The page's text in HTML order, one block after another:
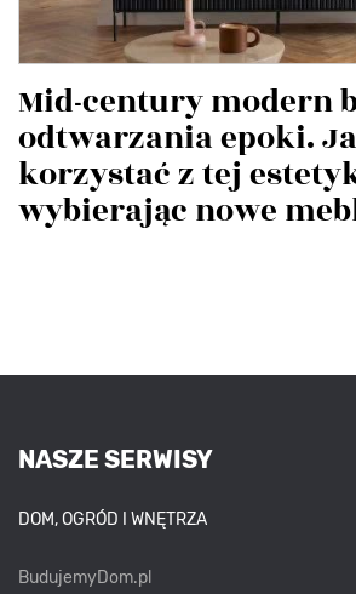
Mid-century modern
odtwarzania epoki.
korzystać z tej
wybierając nowe
NASZE SERWISY
DOM, OGRÓD I WNĘTRZA
BudujemyDom.pl